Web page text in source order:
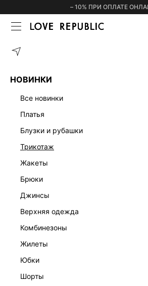
– 10% ПРИ ОПЛАТЕ
НОВИНКИ
все новинки
платья
блузки и рубашки
трикотаж
жакеты
брюки
джинсы
верхняя одежда
комбинезоны
жилеты
юбки
шорты
ГЛАВНАЯ